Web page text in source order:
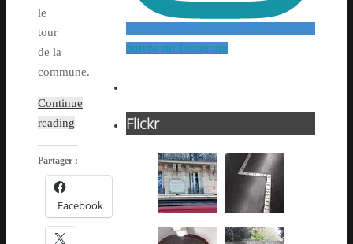
le
tour
de la
commune.
Continue
reading
Partager :
Facebook
Suivre sur Instagram
Flickr